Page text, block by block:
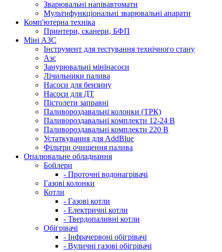
Зварювальні напівавтомати
Мультифункціональні зварювальні апарати
Комп'ютерна техніка
Принтери, сканери, БФП
Міні АЗС
Інструмент для тестування технічного стану
Азс
Занурювальні мінінасоси
Лічильники палива
Насоси для бензину
Насоси для ДТ
Пістолети заправні
Паливороздавальні колонки (ТРК)
Паливороздавальні комплекти 12-24 В
Паливороздавальні комплекти 220 В
Устаткування для AddBlue
Фільтри очищення палива
Опалювальне обладнання
Бойлери
- Проточні водонагрівачі
Газові колонки
Котли
- Газові котли
- Електричні котли
- Твердопаливні котли
Обігрівачі
- Інфрачервоні обігрівачі
- Вуличні газові обігрівачі